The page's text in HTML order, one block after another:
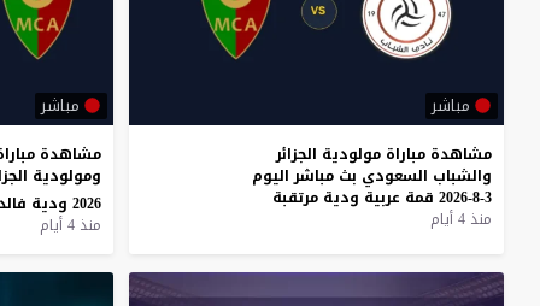
مباشر
مشاهدة مباراة مولودية الجزائر
والشباب السعودي بث مباشر اليوم
3-8-2026
قمة عربية ودية مرتقبة
منذ 4 أيام
مباشر
مشاهدة
2026 ودية فالدشتاديون
منذ 4 أيام